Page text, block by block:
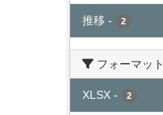
推移 - 2
フォーマット
XLSX - 2